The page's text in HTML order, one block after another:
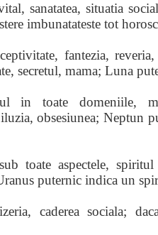
sanatatea, situatia
imbunatateste tot
fantezia,
secretul, mama; Luna
in toate domeniile,
obsesiunea; Neptun
toate aspectele,
puternic indica un
caderea sociala;